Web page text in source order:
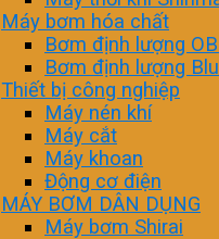
Máy bơm hóa chất
Bơm định lượng
Bơm định lượng
Thiết bị công nghiệp
Máy nén khí
Máy cắt
Máy khoan
Động cơ điện
MÁY BƠM DÂN DỤNG
Máy bơm Shirai